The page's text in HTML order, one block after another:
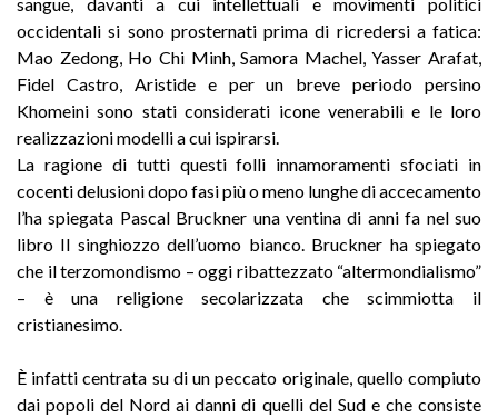
occidentali si sono prosternati prima di ricredersi a fatica:
Mao Zedong, Ho Chi Minh, Samora Machel, Yasser Arafat,
Fidel Castro, Aristide e per un breve periodo persino
Khomeini sono stati considerati icone venerabili e le loro
realizzazioni modelli a cui ispirarsi.
La ragione di tutti questi folli innamoramenti sfociati in
cocenti delusioni dopo fasi più o meno lunghe di accecamento
l’ha spiegata Pascal Bruckner una ventina di anni fa nel suo
libro Il singhiozzo dell’uomo bianco. Bruckner ha spiegato
che il terzomondismo – oggi ribattezzato “altermondialismo”
– è una religione secolarizzata che scimmiotta il
cristianesimo.
È infatti centrata su di un peccato originale, quello compiuto
dai popoli del Nord ai danni di quelli del Sud e che consiste